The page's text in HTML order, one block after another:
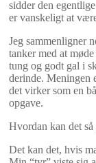
sidder den
er vanskeligt at
Jeg sammenligner
tanker med at
tung og godt gal i
derinde. Meningen
det virker som en
opgave.
Hvordan kan det
Det kan det, hvis